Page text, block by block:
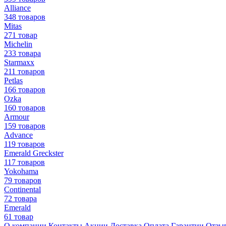
Alliance
348 товаров
Mitas
271 товар
Michelin
233 товара
Starmaxx
211 товаров
Petlas
166 товаров
Ozka
160 товаров
Armour
159 товаров
Advance
119 товаров
Emerald Greckster
117 товаров
Yokohama
79 товаров
Continental
72 товара
Emerald
61 товар